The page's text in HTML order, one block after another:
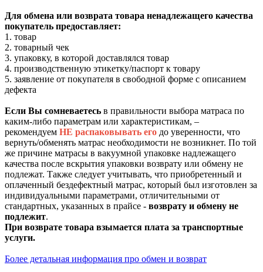
Для обмена или возврата товара ненадлежащего качества
покупатель предоставляет:
1. товар
2. товарный чек
3. упаковку, в которой доставлялся товар
4. производственную этикетку/паспорт к товару
5. заявление от покупателя в свободной форме с описанием
дефекта
Если Вы сомневаетесь в правильности выбора матраса по
каким-либо параметрам или характеристикам, –
рекомендуем НЕ распаковывать его до уверенности, что
вернуть/обменять матрас необходимости не возникнет. По той
же причине матрасы в вакуумной упаковке надлежащего
качества после вскрытия упаковки возврату или обмену не
подлежат. Также следует учитывать, что приобретенный и
оплаченный бездефектный матрас, который был изготовлен за
индивидуальными параметрами, отличительными от
стандартных, указанных в прайсе - возврату и обмену не
подлежит.
При возврате товара взымается плата за транспортные
услуги.
Более детальная информация про обмен и возврат